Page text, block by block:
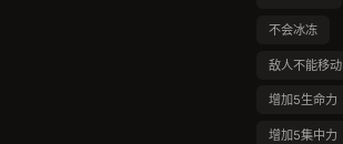
不会冰冻
敌人不能移动
增加5生命力
增加5集中力